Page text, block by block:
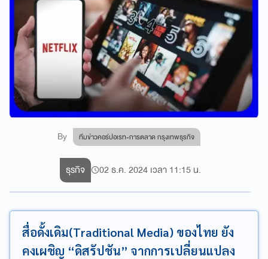
By ทีมข่าวคอร์ปอเรท-การตลาด กรุงเทพธุรกิจ
ธุรกิจ 02 ธ.ค. 2024 เวลา 11:15 น.
สื่อดั้งเดิม(Traditional Media) ของไทย ยัง
คงเผชิญ “ดิสรัปชัน” จากการเปลี่ยนแปลง